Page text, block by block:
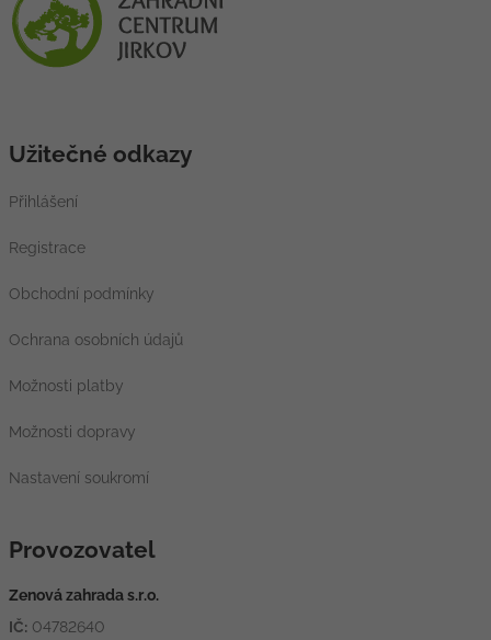
Užitečné odkazy
Přihlášení
Registrace
Obchodní podmínky
Ochrana osobních údajů
Možnosti platby
Možnosti dopravy
Nastavení soukromí
Provozovatel
Zenová zahrada s.r.o.
IČ: 04782640